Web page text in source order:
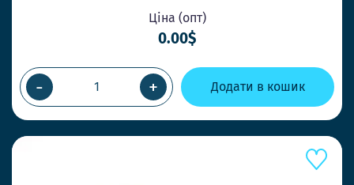
Ціна (опт)
0.00$
- + Додати в кошик